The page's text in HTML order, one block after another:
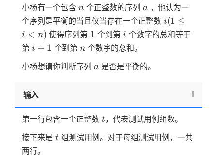
小杨有一个包含 n
n 个正整数的序列 a
a ，他认为一
个序列是平衡的当且仅当存在一个正整数 i(1
\le
i
i(1 ≤
i < n) 使得序列第 1
1 个到第 i
i 个数字的总和等于
第 i+1
i + 1 个到第 n
n个数字的总和。
小杨想请你判断序列 a
a 是否是平衡的。
输入
第一行包含一个正整数 t
t，代表测试用例组数。
接下来是 t
t 组测试用例。对于每组测试用例，一共
两行。